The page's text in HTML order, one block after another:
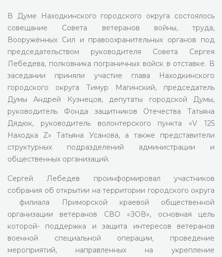
В Думе Находкинского городского округа состоялось
совещание Совета ветеранов войны, труда,
Вооружённых Сил и правоохранительных органов под
председательством руководителя Совета Сергея
Лебедева, полковника пограничных войск в отставке. В
заседании приняли участие глава Находкинского
городского округа Тимур Магинский, председатель
Думы Андрей Кузнецов, депутаты городской Думы,
руководитель Фонда защитников Отечества Татьяна
Дядюк, руководитель волонтерского пункта «V 125
Находка Z» Татьяна Усанова, а также представители
структурных подразделений администрации и
общественных организаций.
Сергей Лебедев проинформировал участников
собрания об открытии на территории городского округа
филиала Приморской краевой общественной
организации ветеранов СВО «ЗОВ», основная цель
которой- поддержка и защита интересов ветеранов
военной специальной операции, проведение
мероприятий, направленных на укрепление